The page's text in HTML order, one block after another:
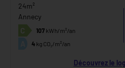
24m²
Annecy
C 107kWh/m²/an
4kg CO₂/m²/an
Découvrez le